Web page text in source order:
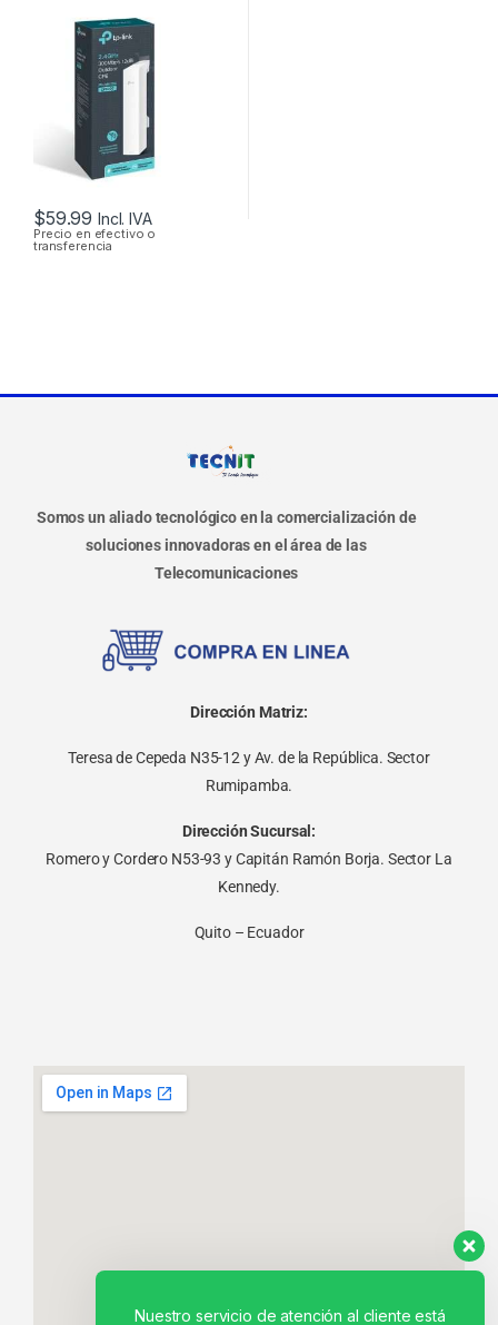
12DBI 1000MW
300MBPS + POE
OUTDOOR
$59.99 Incl. IVA
Precio en efectivo o
transferencia
Somos un aliado tecnológico en la comercialización de
soluciones innovadoras en el área de las
Telecomunicaciones
Dirección Matriz:
Teresa de Cepeda N35-12 y Av. de la República. Sector
Rumipamba.
Dirección Sucursal:
Romero y Cordero N53-93 y Capitán Ramón Borja. Sector La
Kennedy.
Quito – Ecuador
Nuestro servicio de atención al cliente está